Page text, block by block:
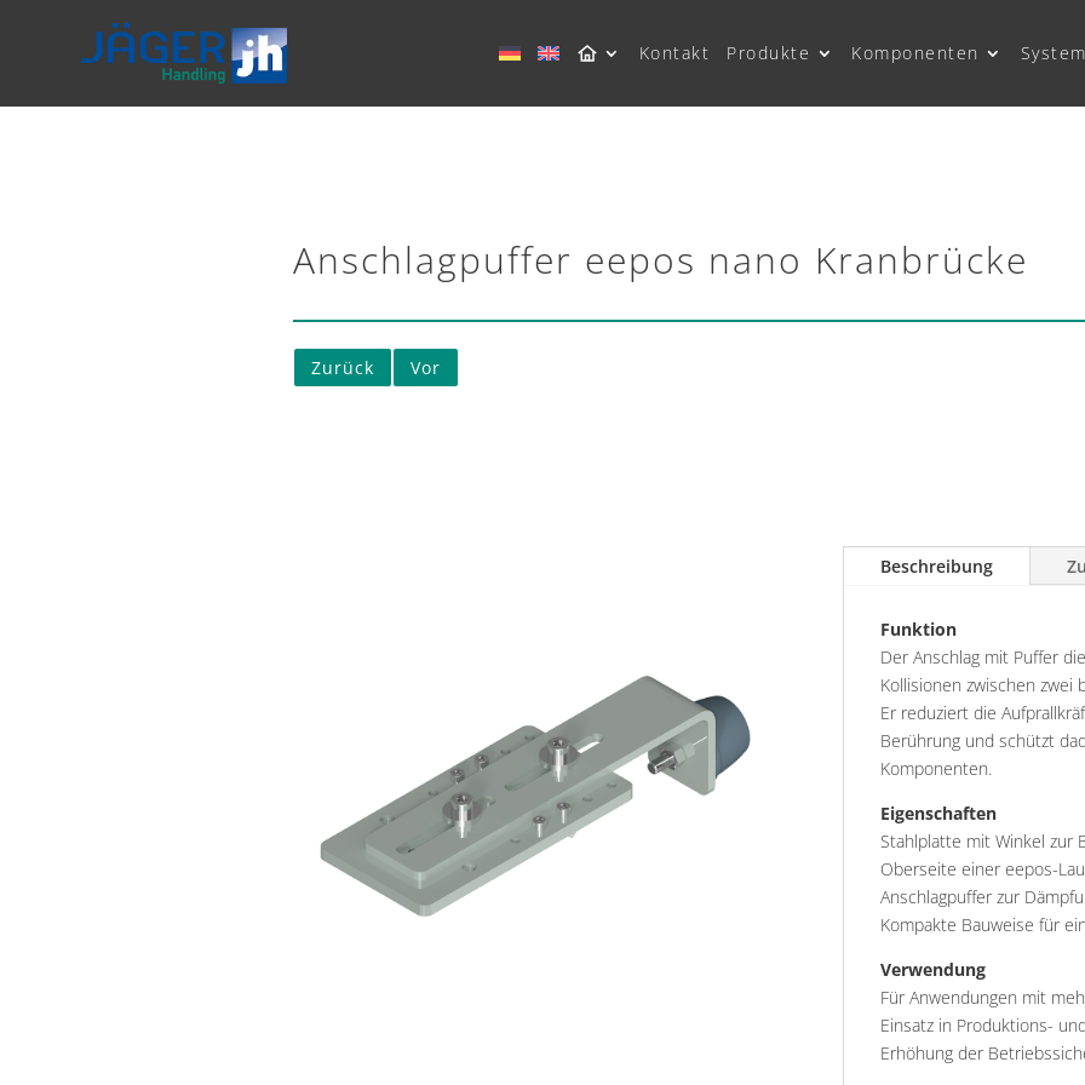
Kontakt Produkte Komponenten
Anschlagpuffer eepos nano Kranbrücke
Zurück Vor
Beschreibung
Funktion
Der Anschlag mit Puffer
Kollisionen zwischen zwei
Er reduziert die
Berührung und schützt
Komponenten.
Eigenschaften
Stahlplatte mit Winkel zur
Oberseite einer eepos-
Anschlagpuffer zur
Kompakte Bauweise für
Verwendung
Für Anwendungen mit
Einsatz in Produktions-
Erhöhung der